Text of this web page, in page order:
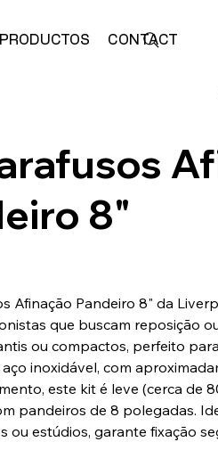
PRODUCTOS CONTACTO
8"
Afinação Pandeiro 8" da
que buscam reposição
ou compactos, perfeito
inoxidável, com
este kit é leve (cerca de
pandeiros de 8 polegadas.
ou estúdios, garante fixação